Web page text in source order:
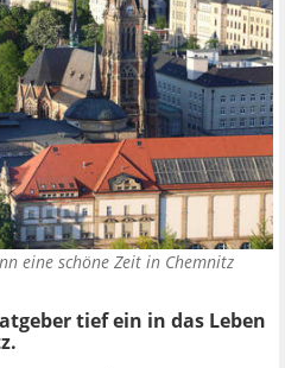
eine schöne Zeit in Chemnitz
tief ein in das Leben